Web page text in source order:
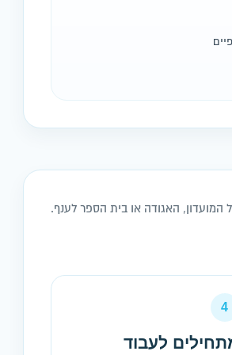
האגודה או בית הספר לענף.
4
לעבוד